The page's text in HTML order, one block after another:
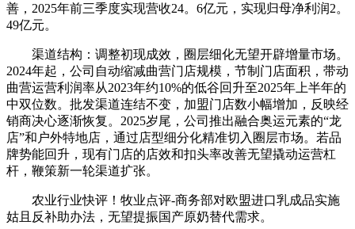
善，2025年前三季度实现营收24。6亿元，实现归母净利润2。
49亿元。
渠道结构：调整初现成效，圈层细化无望开辟增量市场。
2024年起，公司自动缩减曲营门店规模，节制门店面积，带动
曲营运营利润率从2023年约10%的低谷回升至2025年上半年的
中双位数。批发渠道连结不变，加盟门店数小幅增加，反映经
销商决心逐渐恢复。2025岁尾，公司推出融合奥运元素的“龙
店”和户外特地店，通过店型细分化精准切入圈层市场。若品
牌势能回升，现有门店的店效和扣头率改善无望撬动运营杠
杆，鞭策新一轮渠道扩张。
农业行业快评！牧业点评-商务部对欧盟进口乳成品实施
姑且反补助办法，无望提振国产原奶替代需求。